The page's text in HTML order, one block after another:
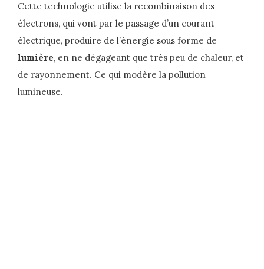
Cette technologie utilise la recombinaison des
électrons, qui vont par le passage d’un courant
électrique, produire de l’énergie sous forme de
lumière, en ne dégageant que très peu de chaleur, et
de rayonnement. Ce qui modère la pollution
lumineuse.